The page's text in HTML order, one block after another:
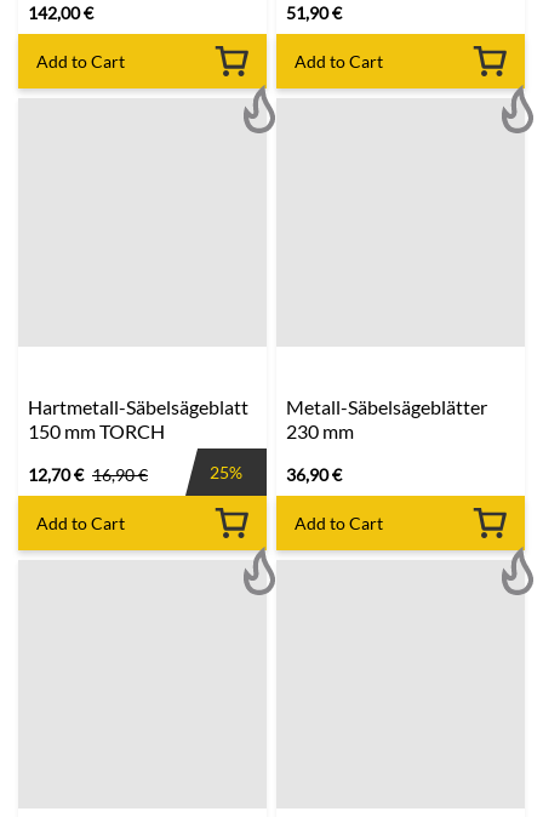
142,00€
Add to Cart
51,90€
Add to Cart
Hartmetall-Säbelsägeblatt
150 mm TORCH
12,70€ 16,90€ 25%
Add to Cart
Metall-Säbelsägeblätter
230 mm
36,90€
Add to Cart